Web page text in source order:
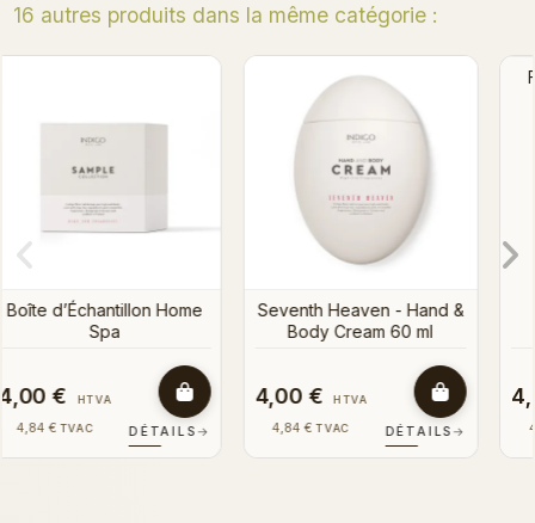
16 autres produits dans la même catégorie :
&
→
4,00 € HTVA
4,84 € TVAC DÉTAILS →
Summer Joy - Hand &
Body Cream 60 ml
4,00 € HTVA
4,84 € TVAC DÉTAILS →